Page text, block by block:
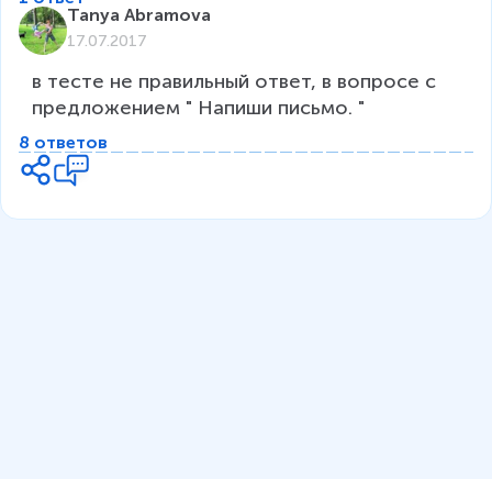
Tanya Abramova
17.07.2017
в тесте не правильный ответ, в вопросе с
предложением " Напиши письмо. "
8 ответов